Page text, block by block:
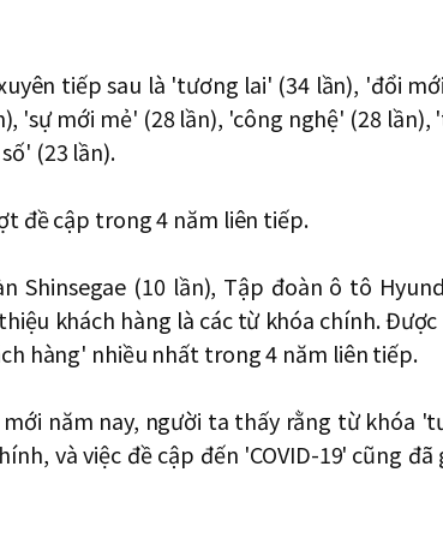
tiếp sau là 'tương lai' (34 lần), 'đổi
'sự mới mẻ' (28 lần), 'công nghệ' (28 lần),
(23 lần).
đề cập trong 4 năm liên tiếp.
Shinsegae (10 lần), Tập đoàn ô tô
khách hàng là các từ khóa chính.
hàng' nhiều nhất trong 4 năm liên tiếp.
năm nay, người ta thấy rằng từ khóa
và việc đề cập đến 'COVID-19' cũng đã